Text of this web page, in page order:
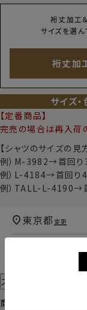
裄丈加工
サイズを選
裄丈加
サイズ
【定番商品】
完売の場合は再入荷
【シャツのサイズの見
例）M-3982→首回
例）L-4184→首回り
例）TALL-L-4190→
（※裄丈加工・刺
東京都 変更
スタイル・サイズについ
商品についてのお問い